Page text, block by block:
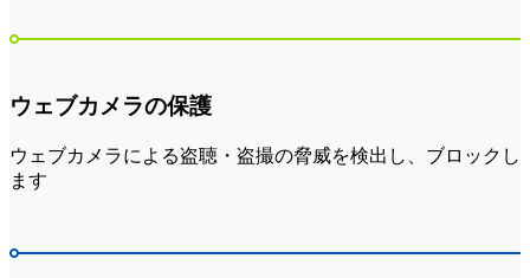
ウェブカメラの保護
ウェブカメラによる盗聴・盗撮の脅威を検出し、ブロックし
ます